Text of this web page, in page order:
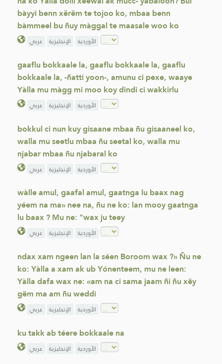
bàyyi benn xërëm te tojoo ko, mbaa benn
bàmmeel bu ñuy màggal te maasale woo ko
عربي الإنجليزية الأوردية
gaaflu bokkaale la, gaaflu bokkaale la, gaaflu
bokkaale la, -ñatti yoon-, amunu ci pexe, waaye
Yàlla mu màgg mi moo koy dindi ci wakkirlu
عربي الإنجليزية الأوردية
bokkul ci nun kuy gisaane mbaa ñu gisaaneel ko,
walla mu seetlu mbaa ñu seetal ko, walla mu
njabar mbaa ñu njabaral ko
عربي الإنجليزية الأوردية
wàlle amul, gaafal amul, gaatnga lu baax nag
yéem na ma» nee na, ñu ne ko: lan mooy gaatnga
lu baax ? Mu ne: "wax ju teey
عربي الإنجليزية الأوردية
ndax xam ngeen lan la séen Boroom wax ?» Ñu ne
ko: Yàlla a xam ak ub Yónenteem, mu ne leen:
Yàlla dafa wax ne: «am na ci sama jaam ñi ñu xëy
gëm ma am ñu weddi
عربي الإنجليزية الأوردية
ku takk ab téere bokkaale na
عربي الإنجليزية الأوردية